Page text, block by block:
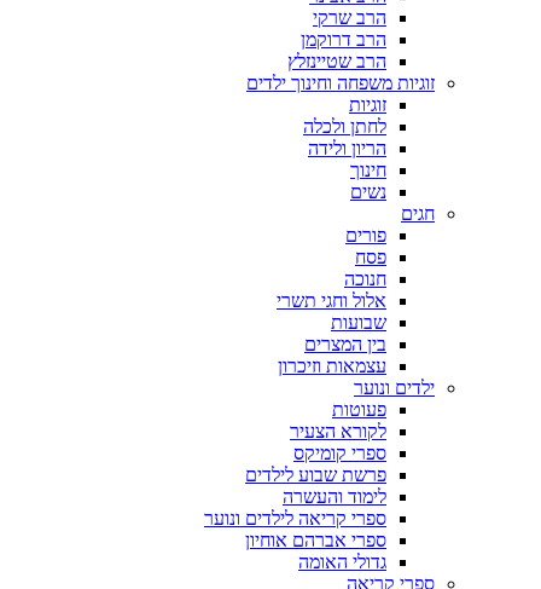
הרב שרקי
הרב דרוקמן
הרב שטיינזלץ
זוגיות משפחה וחינוך ילדים
זוגיות
לחתן ולכלה
הריון ולידה
חינוך
נשים
חגים
פורים
פסח
חנוכה
אלול וחגי תשרי
שבועות
בין המצרים
עצמאות וזיכרון
ילדים ונוער
פעוטות
לקורא הצעיר
ספרי קומיקס
פרשת שבוע לילדים
לימוד והעשרה
ספרי קריאה לילדים ונוער
ספרי אברהם אוחיון
גדולי האומה
ספרי קריאה